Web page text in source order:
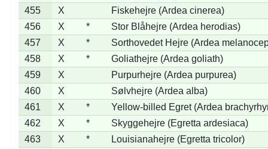
455
X
Fiskehejre (Ardea cinerea)
456
X *
Stor Blåhejre (Ardea herodias)
457
X *
Sorthovedet Hejre (Ardea
458
X *
Goliathejre (Ardea goliath)
459
X
Purpurhejre (Ardea purpurea)
460
X
Sølvhejre (Ardea alba)
461
X *
Yellow-billed Egret (Ardea
462
X *
Skyggehejre (Egretta ardesiaca)
463
X *
Louisianahejre (Egretta tricolor)